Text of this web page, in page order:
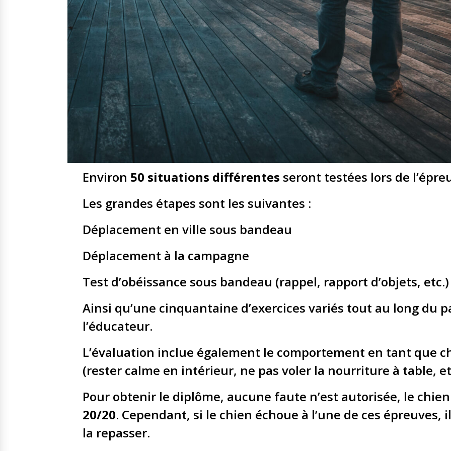
Environ 50 situations différentes seront testées lors de
Les grandes étapes sont les suivantes :
Déplacement en ville sous bandeau
Déplacement à la campagne
Test d’obéissance sous bandeau (rappel, rapport d’objets, etc.)
Ainsi qu’une cinquantaine d’exercices variés tout au long du
l’éducateur.
L’évaluation inclue également le comportement en tant que
(rester calme en intérieur, ne pas voler la nourriture à table,
Pour obtenir le diplôme, aucune faute n’est autorisée, le
20/20. Cependant, si le chien échoue à l’une de ces
la repasser.